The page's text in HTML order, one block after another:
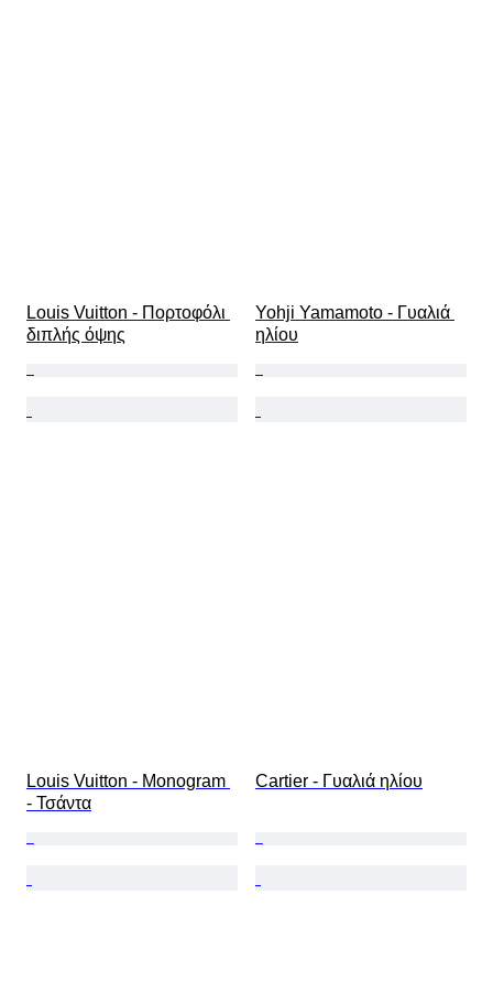
Louis Vuitton - Πορτοφόλι
διπλής όψης
Yohji Yamamoto - Γυαλιά
ηλίου
Louis Vuitton - Monogram
- Τσάντα
Cartier - Γυαλιά ηλίου